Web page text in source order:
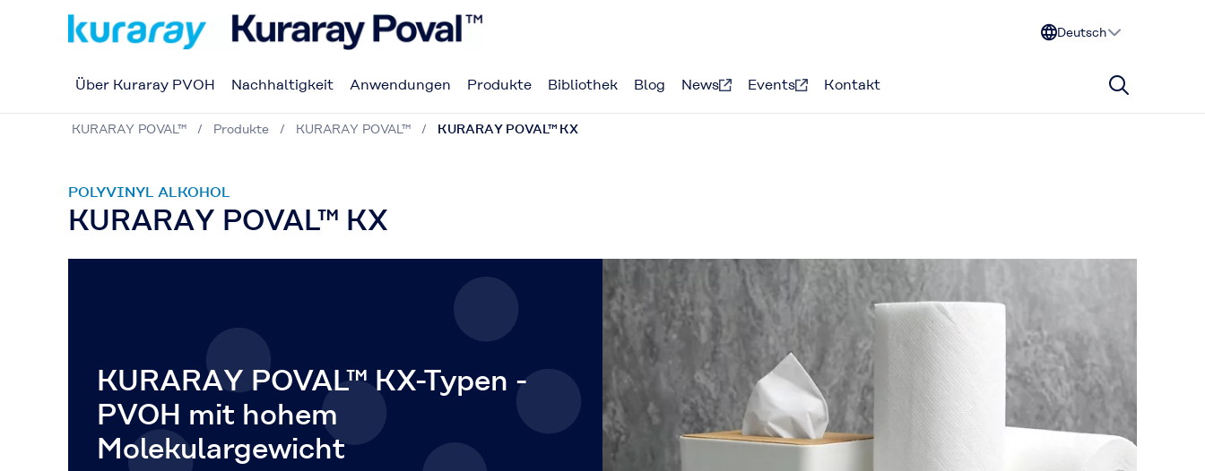
Deutsch
Über Kuraray PVOH Nachhaltigkeit Anwendungen Produkte Bibliothek Blog News Events Kontakt
KURARAY POVAL™ Produkte KURARAY POVAL™ KURARAY POVAL™ KX
POLYVINYL ALKOHOL
KURARAY POVAL™ KX
KURARAY POVAL™ KX-Typen -
PVOH mit hohem
Molekulargewicht